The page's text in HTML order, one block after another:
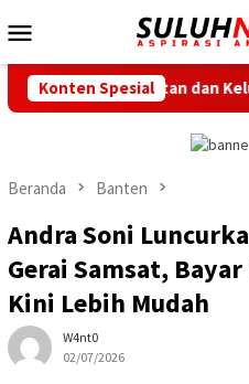
ke
Mobile
Konten Spesial
dan Kelurahan
Beranda Banten
Andra Soni
Gerai Samsat,
Kini Lebih Mudah
W4nt0
02/07/2026